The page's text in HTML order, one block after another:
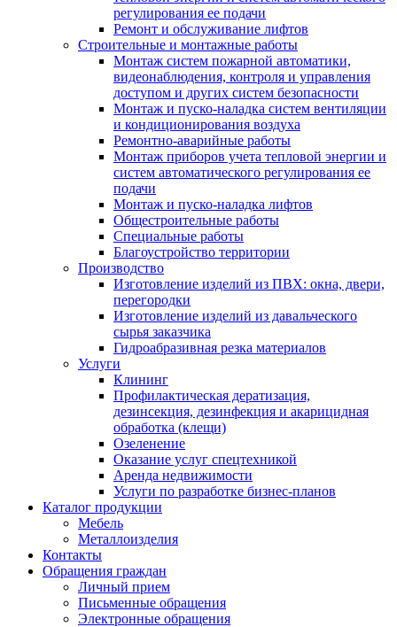
регулирования ее подачи
Ремонт и обслуживание лифтов
Строительные и монтажные работы
Монтаж систем пожарной автоматики,
видеонаблюдения, контроля и управления
доступом и других систем безопасности
Монтаж и пуско-наладка систем вентиляции
и кондиционирования воздуха
Ремонтно-аварийные работы
Монтаж приборов учета тепловой энергии и
систем автоматического регулирования ее
подачи
Монтаж и пуско-наладка лифтов
Общестроительные работы
Специальные работы
Благоустройство территории
Производство
Изготовление изделий из ПВХ: окна, двери,
перегородки
Изготовление изделий из давальческого
сырья заказчика
Гидроабразивная резка материалов
Услуги
Клининг
Профилактическая дератизация,
дезинсекция, дезинфекция и акарицидная
обработка (клещи)
Озеленение
Оказание услуг спецтехникой
Аренда недвижимости
Услуги по разработке бизнес-планов
Каталог продукции
Мебель
Металлоизделия
Контакты
Обращения граждан
Личный прием
Письменные обращения
Электронные обращения